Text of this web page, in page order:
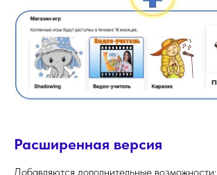
Расширенная версия
Добавляются дополнительные возможности: